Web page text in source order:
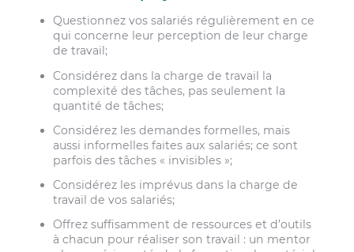
Questionnez vos salariés régulièrement en ce
qui concerne leur perception de leur charge
de travail;
Considérez dans la charge de travail la
complexité des tâches, pas seulement la
quantité de tâches;
Considérez les demandes formelles, mais
aussi informelles faites aux salariés; ce sont
parfois des tâches « invisibles »;
Considérez les imprévus dans la charge de
travail de vos salariés;
Offrez suffisamment de ressources et d’outils
à chacun pour réaliser son travail : un mentor